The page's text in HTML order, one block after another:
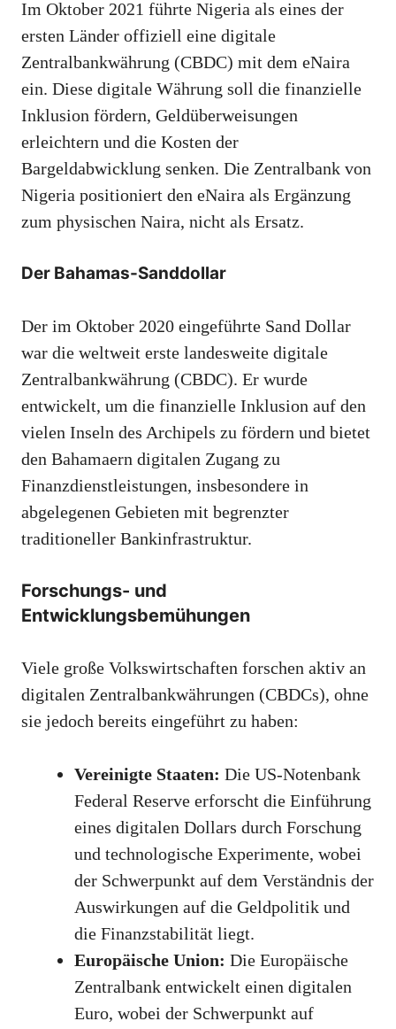
Im Oktober 2021 führte Nigeria als eines der
ersten Länder offiziell eine digitale
Zentralbankwährung (CBDC) mit dem eNaira
ein. Diese digitale Währung soll die finanzielle
Inklusion fördern, Geldüberweisungen
erleichtern und die Kosten der
Bargeldabwicklung senken. Die Zentralbank von
Nigeria positioniert den eNaira als Ergänzung
zum physischen Naira, nicht als Ersatz.
Der Bahamas-Sanddollar
Der im Oktober 2020 eingeführte Sand Dollar
war die weltweit erste landesweite digitale
Zentralbankwährung (CBDC). Er wurde
entwickelt, um die finanzielle Inklusion auf den
vielen Inseln des Archipels zu fördern und bietet
den Bahamaern digitalen Zugang zu
Finanzdienstleistungen, insbesondere in
abgelegenen Gebieten mit begrenzter
traditioneller Bankinfrastruktur.
Forschungs- und
Entwicklungsbemühungen
Viele große Volkswirtschaften forschen aktiv an
digitalen Zentralbankwährungen (CBDCs), ohne
sie jedoch bereits eingeführt zu haben:
Vereinigte Staaten: Die US-Notenbank
Federal Reserve erforscht die Einführung
eines digitalen Dollars durch Forschung
und technologische Experimente, wobei
der Schwerpunkt auf dem Verständnis der
Auswirkungen auf die Geldpolitik und
die Finanzstabilität liegt.
Europäische Union: Die Europäische
Zentralbank entwickelt einen digitalen
Euro, wobei der Schwerpunkt auf